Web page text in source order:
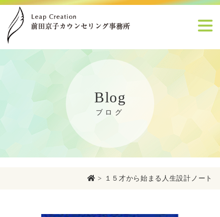
Blog
ブログ
> １５才から始まる人生設計ノート